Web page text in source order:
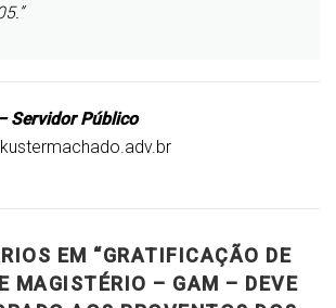
Servidor Público
EM “GRATIFICAÇÃO DE
MAGISTÉRIO – GAM – DEVE